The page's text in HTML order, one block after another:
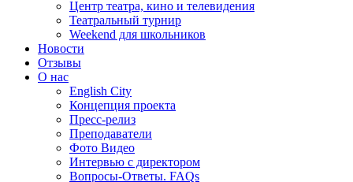
Центр театра, кино и телевидения
Театральный турнир
Weekend для школьников
Новости
Отзывы
О нас
English City
Концепция проекта
Пресс-релиз
Преподаватели
Фото Видео
Интервью с директором
Вопросы-Ответы. FAQs